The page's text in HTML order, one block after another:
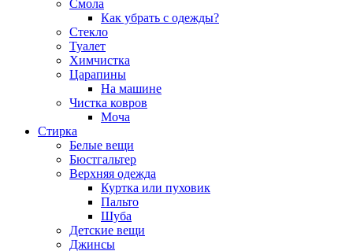
Смола
Как убрать с одежды?
Стекло
Туалет
Химчистка
Царапины
На машине
Чистка ковров
Моча
Стирка
Белые вещи
Бюстгальтер
Верхняя одежда
Куртка или пуховик
Пальто
Шуба
Детские вещи
Джинсы